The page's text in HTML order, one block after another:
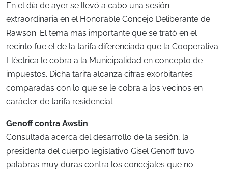
En el día de ayer se llevó a cabo una sesión
extraordinaria en el Honorable Concejo Deliberante de
Rawson. El tema más importante que se trató en el
recinto fue el de la tarifa diferenciada que la Cooperativa
Eléctrica le cobra a la Municipalidad en concepto de
impuestos. Dicha tarifa alcanza cifras exorbitantes
comparadas con lo que se le cobra a los vecinos en
carácter de tarifa residencial.
Genoff contra Awstin
Consultada acerca del desarrollo de la sesión, la
presidenta del cuerpo legislativo Gisel Genoff tuvo
palabras muy duras contra los concejales que no